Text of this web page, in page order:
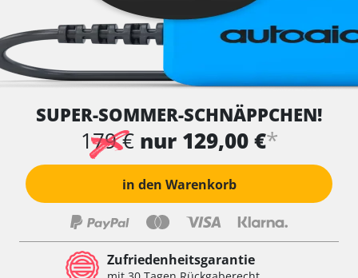
SUPER-SOMMER-SCHNÄPPCHEN!
179 € nur 129,00 €*
in den Warenkorb
Zufriedenheitsgarantie